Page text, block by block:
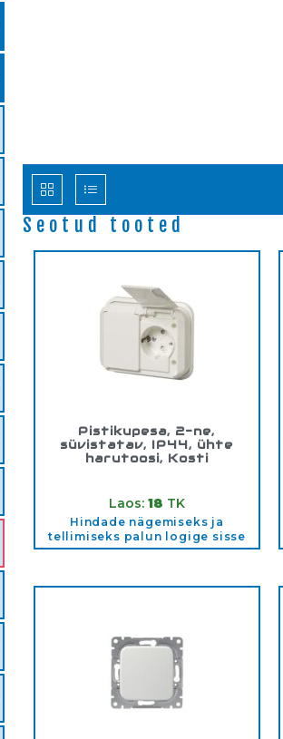
Seotud tooted
Pistikupesa, 2-ne,
süvistatav, IP44, ühte
harutoosi, Kosti
Laos: 18 TK
Hindade nägemiseks ja
tellimiseks palun logige sisse